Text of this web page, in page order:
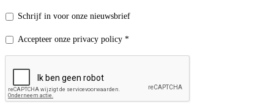
Nieuwsbrief
Schrijf in voor onze nieuwsbrief
Privacy
Accepteer onze privacy policy *